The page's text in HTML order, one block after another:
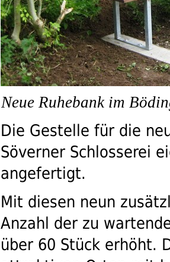
Neue Ruhebank im
Die Gestelle für die
Söverner Schlosserei
angefertigt.
Mit diesen neun
Anzahl der zu
über 60 Stück erhöht.